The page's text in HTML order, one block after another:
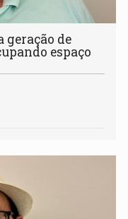
geração de
espaço